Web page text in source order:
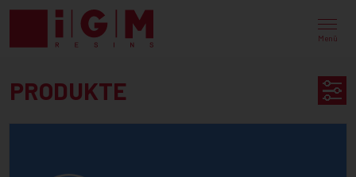
Menü
UV
EB
CURING
PRODUCT
PRODUKTE